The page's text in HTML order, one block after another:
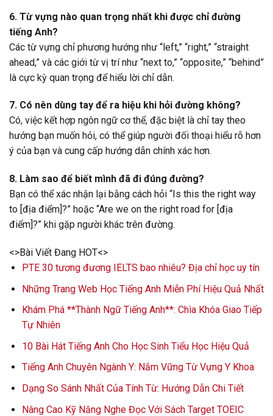
6. Từ vựng nào quan trọng nhất khi được chỉ đường
tiếng Anh?
Các từ vựng chỉ phương hướng như “left,” “right,” “straight
ahead,” và các giới từ vị trí như “next to,” “opposite,” “behind”
là cực kỳ quan trọng để hiểu lời chỉ dẫn.
7. Có nên dùng tay để ra hiệu khi hỏi đường không?
Có, việc kết hợp ngôn ngữ cơ thể, đặc biệt là chỉ tay theo
hướng bạn muốn hỏi, có thể giúp người đối thoại hiểu rõ hơn
ý của bạn và cung cấp hướng dẫn chính xác hơn.
8. Làm sao để biết mình đã đi đúng đường?
Bạn có thể xác nhận lại bằng cách hỏi “Is this the right way
to [địa điểm]?” hoặc “Are we on the right road for [địa
điểm]?” khi gặp người khác trên đường.
<>Bài Viết Đang HOT<>
PTE 30 tương đương IELTS bao nhiêu? Địa chỉ học uy tín
Những Trang Web Học Tiếng Anh Miễn Phí Hiệu Quả Nhất
Khám Phá **Thành Ngữ Tiếng Anh**: Chìa Khóa Giao Tiếp
Tự Nhiên
10 Bài Hát Tiếng Anh Cho Học Sinh Tiểu Học Hiệu Quả
Tiếng Anh Chuyên Ngành Y: Nắm Vững Từ Vựng Y Khoa
Dạng So Sánh Nhất Của Tính Từ: Hướng Dẫn Chi Tiết
Nâng Cao Kỹ Năng Nghe Đọc Với Sách Target TOEIC